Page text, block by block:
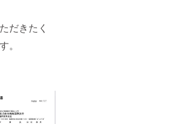
だきたく
。